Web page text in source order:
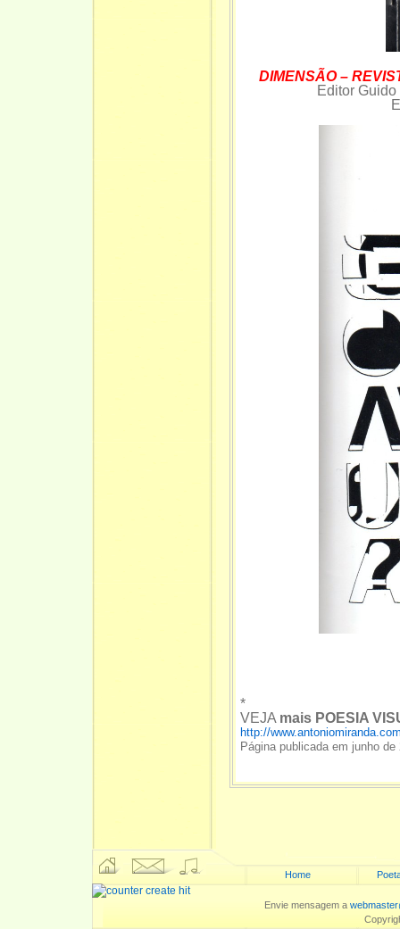
DIMENSÃO –
Editor
*
VEJA mais POESIA
http://
Página publicada em junho de
Home
Envie mensagem a